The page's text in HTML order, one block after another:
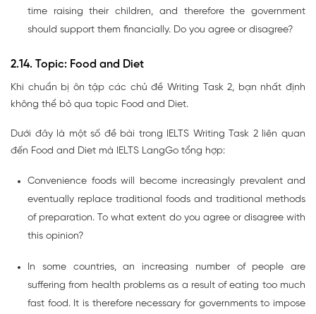
time raising their children, and therefore the government
should support them financially. Do you agree or disagree?
2.14. Topic: Food and Diet
Khi chuẩn bị ôn tập các chủ đề Writing Task 2, bạn nhất định
không thể bỏ qua topic Food and Diet.
Dưới đây là một số đề bài trong IELTS Writing Task 2 liên quan
đến Food and Diet mà IELTS LangGo tổng hợp:
Convenience foods will become increasingly prevalent and
eventually replace traditional foods and traditional methods
of preparation. To what extent do you agree or disagree with
this opinion?
In some countries, an increasing number of people are
suffering from health problems as a result of eating too much
fast food. It is therefore necessary for governments to impose